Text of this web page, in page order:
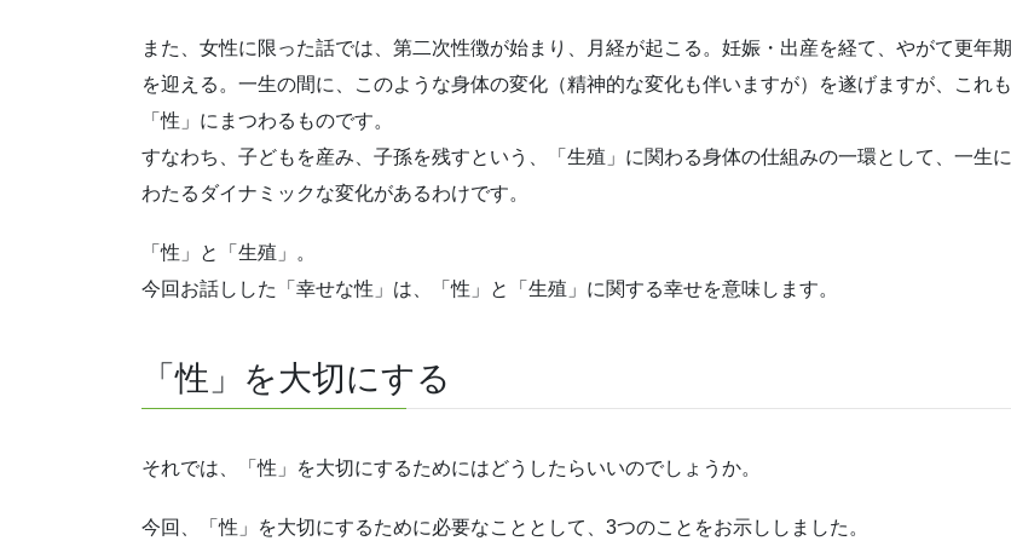
また、女性に限った話では、第二次性徴が始まり、月経が起こる。妊娠・出産を経て、やがて更年期
を迎える。一生の間に、このような身体の変化（精神的な変化も伴いますが）を遂げますが、これも
「性」にまつわるものです。
すなわち、子どもを産み、子孫を残すという、「生殖」に関わる身体の仕組みの一環として、一生に
わたるダイナミックな変化があるわけです。
「性」と「生殖」。
今回お話しした「幸せな性」は、「性」と「生殖」に関する幸せを意味します。
「性」を大切にする
それでは、「性」を大切にするためにはどうしたらいいのでしょうか。
今回、「性」を大切にするために必要なこととして、3つのことをお示ししました。